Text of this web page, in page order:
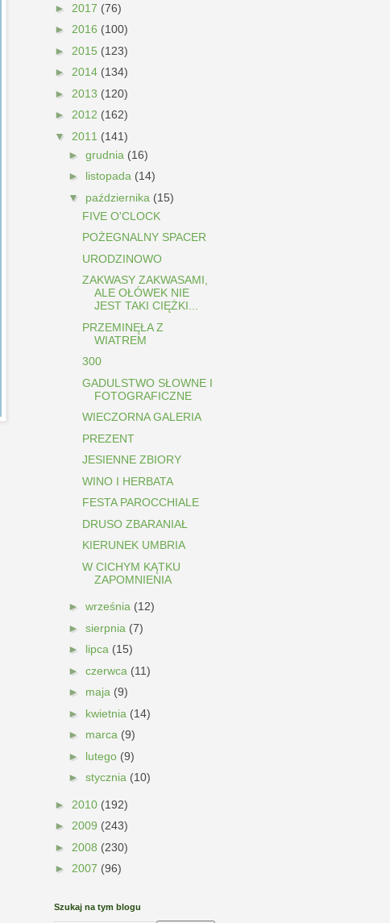
► 2017 (76)
► 2016 (100)
► 2015 (123)
► 2014 (134)
► 2013 (120)
► 2012 (162)
▼ 2011 (141)
► grudnia (16)
► listopada (14)
▼ października (15)
FIVE O'CLOCK
POŻEGNALNY SPACER
URODZINOWO
ZAKWASY ZAKWASAMI,
ALE OŁÓWEK NIE
JEST TAKI CIĘŻKI...
PRZEMINĘŁA Z
WIATREM
300
GADULSTWO SŁOWNE I
FOTOGRAFICZNE
WIECZORNA GALERIA
PREZENT
JESIENNE ZBIORY
WINO I HERBATA
FESTA PAROCCHIALE
DRUSO ZBARANIAŁ
KIERUNEK UMBRIA
W CICHYM KĄTKU
ZAPOMNIENIA
► września (12)
► sierpnia (7)
► lipca (15)
► czerwca (11)
► maja (9)
► kwietnia (14)
► marca (9)
► lutego (9)
► stycznia (10)
► 2010 (192)
► 2009 (243)
► 2008 (230)
► 2007 (96)
Szukaj na tym blogu